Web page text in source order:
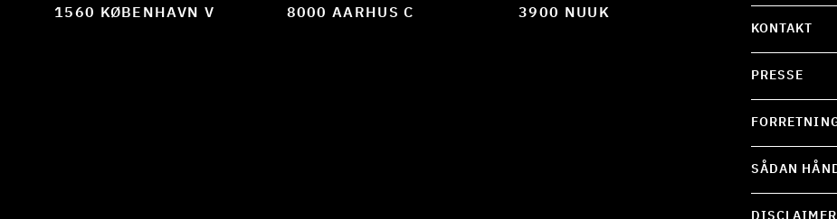
1560 KØBENHAVN V
8000 AARHUS C
3900 NUUK
KONTAKT
PRESSE
SÅDAN